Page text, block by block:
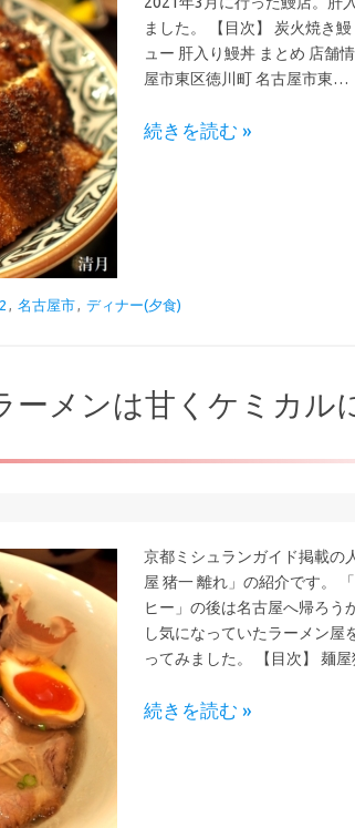
ました。 【目次】 炭火焼き
ュー 肝入り鰻丼 まとめ 店舗
屋市東区徳川町 名古屋市東…
続きを読む »
, 名古屋市, ディナー(夕食)
ーメンは甘くケミカル
京都ミシュランガイド掲載の
屋 猪一 離れ」の紹介です。
ヒー」の後は名古屋へ帰ろう
し気になっていたラーメン屋
ってみました。 【目次】 麺
続きを読む »